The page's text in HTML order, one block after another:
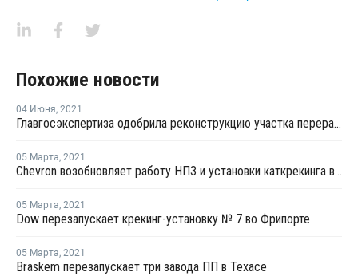
Похожие новости
04 Июня, 2021
Главгосэкспертиза одобрила реконструкцию участка переработки углеводородного сырья для полимеров на ЗапСибНефтехиме
05 Марта, 2021
Chevron возобновляет работу НПЗ и установки каткрекинга в Пасадене
05 Марта, 2021
Dow перезапускает крекинг-установку № 7 во Фрипорте
05 Марта, 2021
Braskem перезапускает три завода ПП в Техасе